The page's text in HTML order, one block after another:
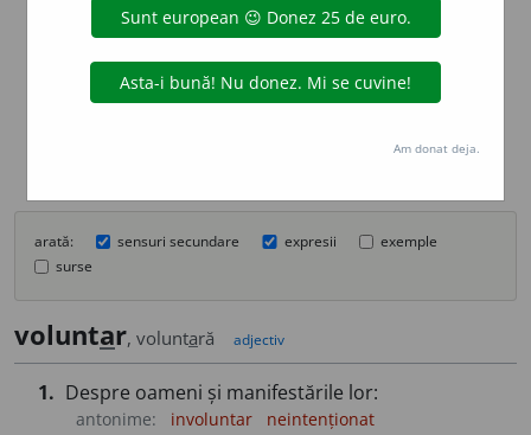
info
Aceste definiții sunt compilate de
echipa dexonline. Definițiile
originale se află pe filadefiniții.
Puteți reordona filele pe pagina de
arată: sensuri secundare expresii
exemple
surse
voluntar, voluntară adjectiv
1. Despre oameni și manifestările lor:
antonime: involuntar
neintenționat
Am donat deja.